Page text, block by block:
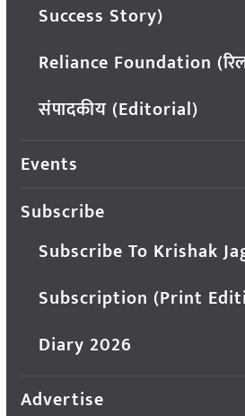
Success Story)
Reliance Foundation
संपादकीय (Editorial)
Events
Subscribe
Subscribe To Krishak
Subscription (Print
Diary 2026
Advertise